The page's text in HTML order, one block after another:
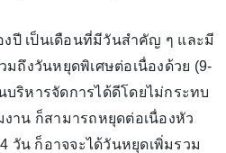
ปี เป็นเดือนที่มีวันสำคัญ ๆ และมี
ถึงวันหยุดพิเศษต่อเนื่องด้วย (9-
บริหารจัดการได้ดีโดยไม่กระทบ
าน ก็สามารถหยุดต่อเนื่องหัว
วัน ก็อาจจะได้วันหยุดเพิ่มรวม